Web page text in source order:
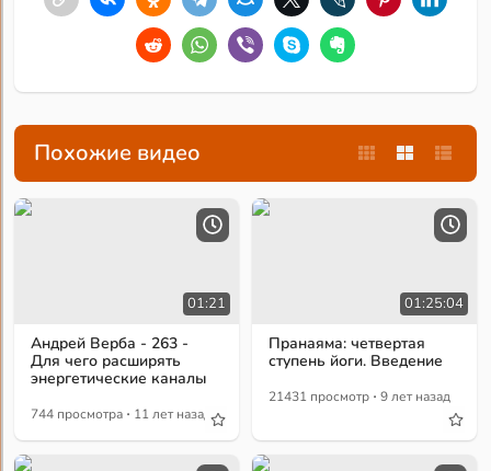
Похожие видео
01:21
Андрей Верба - 263 -
Для чего расширять
энергетические каналы
744 просмотра · 11 лет назад
01:25:04
Пранаяма: четвертая
ступень йоги. Введение
21431 просмотр · 9 лет назад